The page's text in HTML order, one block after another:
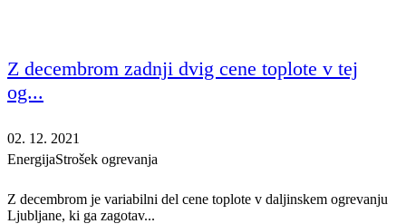
Z decembrom zadnji dvig cene toplote v tej
og...
02. 12. 2021
EnergijaStrošek ogrevanja
Z decembrom je variabilni del cene toplote v daljinskem ogrevanju
Ljubljane, ki ga zagotav...